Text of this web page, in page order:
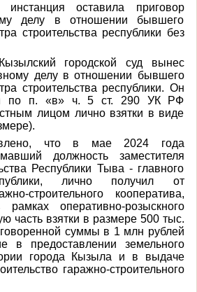
инстанция оставила приговор
делу в отношении бывшего
строительства республики без
городской суд вынес
делу в отношении бывшего
строительства республики. Он
по п. «в» ч. 5 ст. 290 УК РФ
лицом лично взятки в виде
что в мае 2024 года
должность заместителя
Республики Тыва - главного
лично получил от
строительного кооператива,
оперативно-розыскного
часть взятки в размере 500 тыс.
суммы в 1 млн рублей
в предоставлении земельного
города Кызыла и в выдаче
гаражно-строительного